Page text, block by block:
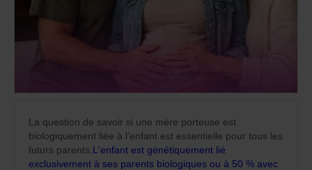
La question de savoir si une mère porteuse est
biologiquement liée à l'enfant est essentielle pour tous les
futurs parents. L'enfant est génétiquement lié
exclusivement à ses parents biologiques ou à 50 % avec